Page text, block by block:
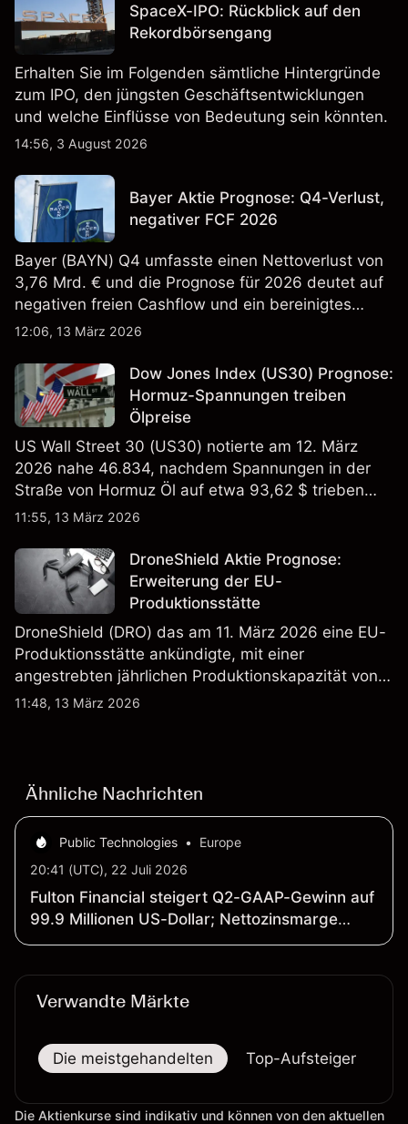
SpaceX-IPO: Rückblick auf den
Rekordbörsengang
Erhalten Sie im Folgenden sämtliche Hintergründe
zum IPO, den jüngsten Geschäftsentwicklungen
und welche Einflüsse von Bedeutung sein könnten.
14:56, 3 August 2026
Bayer Aktie Prognose: Q4-Verlust,
negativer FCF 2026
Bayer (BAYN) Q4 umfasste einen Nettoverlust von
3,76 Mrd. € und die Prognose für 2026 deutet auf
negativen freien Cashflow und ein bereinigtes
EBITDA von 9,6–10,1 Mrd. € hin. Die
verlässlicher Indikator für zukünftige Ergebnisse.
12:06, 13 März 2026
Dow Jones Index (US30) Prognose:
Hormuz-Spannungen treiben
Ölpreise
US Wall Street 30 (US30) notierte am 12. März
2026 nahe 46.834, nachdem Spannungen in der
Straße von Hormuz Öl auf etwa 93,62 $ trieben
und die US-Arbeitslosigkeit auf 4,4% stieg. Die
verlässlicher Indikator für zukünftige Ergebnisse.
11:55, 13 März 2026
DroneShield Aktie Prognose:
Erweiterung der EU-
Produktionsstätte
DroneShield (DRO) das am 11. März 2026 eine EU-
Produktionsstätte ankündigte, mit einer
angestrebten jährlichen Produktionskapazität von
etwa 2,4 Mrd. AUD bis Ende 2026. Die
11:48, 13 März 2026
Ähnliche Nachrichten
Public Technologies •
Europe
20:41 (UTC), 22 Juli 2026
Fulton Financial steigert Q2-GAAP-Gewinn auf
99.9 Millionen US-Dollar; Nettozinsmarge
weitet sich auf 3.6 Prozent aus
Verwandte Märkte
Die meistgehandelten Top-Aufsteiger
Die Aktienkurse sind indikativ und können von den aktuellen